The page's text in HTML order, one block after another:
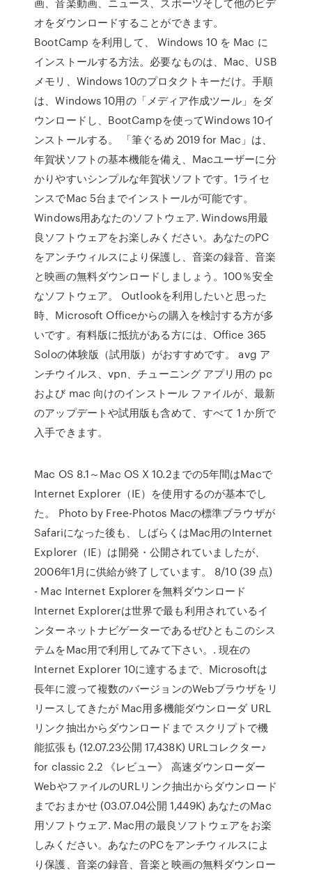
オをダウンロードすることができます。
BootCamp を利用して、 Windows 10 を Mac に
インストールする方法。必要なものは、Mac、USB
メモリ、Windows 10のプロタクトキーだけ。手順
は、Windows 10用の「メディア作成ツール」をダ
ウンロードし、BootCampを使ってWindows 10イ
ンストールする。 「筆ぐるめ 2019 for Mac」は、
年賀状ソフトの基本機能を備え、Macユーザーに分
かりやすいシンプルな年賀状ソフトです。1ライセ
ンスでMac 5台までインストールが可能です。
Windows用あなたのソフトウェア. Windows用最
良ソフトウェアをお楽しみください。あなたのPC
をアンチウィルスにより保護し、音楽の録音、音楽
と映画の無料ダウンロードしましょう。100％安全
なソフトウェア。 Outlookを利用したいと思った
時、Microsoft Officeからの購入を検討する方が多
いです。有料版に抵抗がある方には、Office 365
Soloの体験版（試用版）がおすすめです。 avg ア
ンチウイルス、vpn、チューニング アプリ用の pc
および mac 向けのインストール ファイルが、最新
のアップデートや試用版も含めて、すべて 1 か所で
入手できます。
Mac OS 8.1～Mac OS X 10.2までの5年間はMacで
Internet Explorer（IE）を使用するのが基本でし
た。 Photo by Free-Photos Macの標準ブラウザが
Safariになった後も、しばらくはMac用のInternet
Explorer（IE）は開発・公開されていましたが、
2006年1月に供給が終了しています。 8/10 (39 点)
- Mac Internet Explorerを無料ダウンロード
Internet Explorerは世界で最も利用されているイ
ンターネットナビゲーターであるぜひともこのシス
テムをMac用で利用してみて下さい。. 現在の
Internet Explorer 10に達するまで、Microsoftは
長年に渡って複数のバージョンのWebブラウザをリ
リースしてきたが Mac用多機能ダウンローダ URL
リンク抽出からダウンロードまで スクリプトで機
能拡張も (12.07.23公開 17,438K) URLコレクター♪
for classic 2.2 《レビュー》 高速ダウンローダー
WebやファイルのURLリンク抽出からダウンロード
までおまかせ (03.07.04公開 1,449K) あなたのMac
用ソフトウェア. Mac用の最良ソフトウェアをお楽
しみください。あなたのPCをアンチウィルスによ
り保護、音楽の録音、音楽と映画の無料ダウンロー